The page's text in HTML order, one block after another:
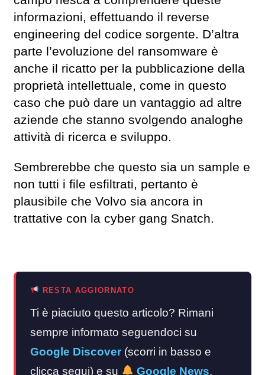
informazioni, effettuando il reverse
engineering del codice sorgente. D’altra
parte l’evoluzione del ransomware è
anche il ricatto per la pubblicazione della
proprietà intellettuale, come in questo
caso che può dare un vantaggio ad altre
aziende che stanno svolgendo analoghe
attività di ricerca e sviluppo.
Sembrerebbe che questo sia un sample e
non tutti i file esfiltrati, pertanto è
plausibile che Volvo sia ancora in
trattative con la cyber gang Snatch.
RESTA AGGIORNATO
Ti è piaciuto questo articolo? Rimani
sempre informato seguendoci su
Google Discover (scorri in basso e
clicca segui) e su
Google News.